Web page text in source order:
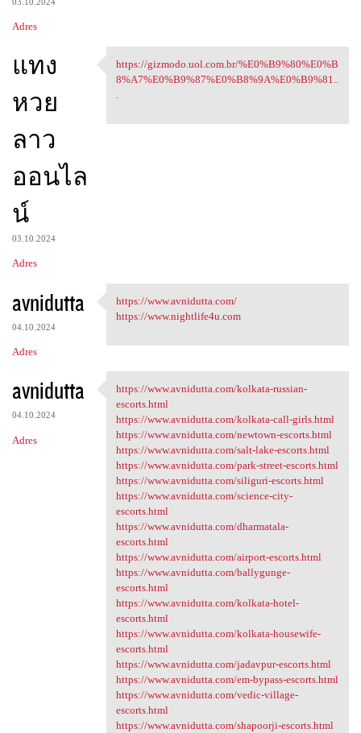
Adres
แทง
หวย
ลาว
ออนไล
น์
03.10.2024
Adres
https://gizmodo.uol.com.br/
https://gizmodo.uol.com.br/%E0%B9%80%E0%B
8%A7%E0%B9%87%E0%B8%9A%E0%B9%81..
avnidutta
04.10.2024
Adres
https://www.avnidutta.com/
https://www.avnidutta.com/
https://www.nightlife4u.com
avnidutta
04.10.2024
Adres
https://www.avnidutta.com
https://www.avnidutta.com/kolkata-russian-
escorts.html
https://www.avnidutta.com/kolkata-call-girls.html
https://www.avnidutta.com/newtown-escorts.html
https://www.avnidutta.com/salt-lake-escorts.html
https://www.avnidutta.com/park-street-escorts.html
https://www.avnidutta.com/siliguri-escorts.html
https://www.avnidutta.com/science-city-
escorts.html
https://www.avnidutta.com/dharmatala-
escorts.html
https://www.avnidutta.com/airport-escorts.html
https://www.avnidutta.com/ballygunge-
escorts.html
https://www.avnidutta.com/kolkata-hotel-
escorts.html
https://www.avnidutta.com/kolkata-housewife-
escorts.html
https://www.avnidutta.com/jadavpur-escorts.html
https://www.avnidutta.com/em-bypass-escorts.html
https://www.avnidutta.com/vedic-village-
escorts.html
https://www.avnidutta.com/shapoorji-escorts.html